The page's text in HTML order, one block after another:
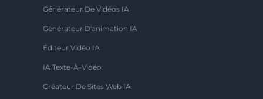
Générateur De Vidéos IA
Générateur D'animation IA
Éditeur Vidéo IA
IA Texte-À-Vidéo
Créateur De Sites Web IA